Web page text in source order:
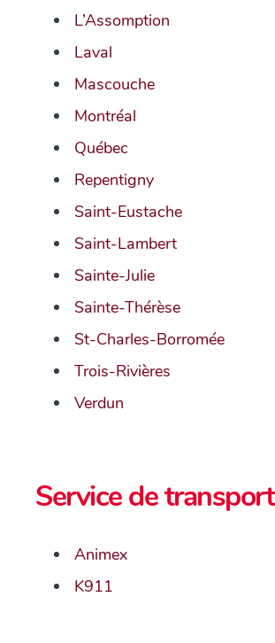
L’Assomption
Laval
Mascouche
Montréal
Québec
Repentigny
Saint-Eustache
Saint-Lambert
Sainte-Julie
Sainte-Thérèse
St-Charles-Borromée
Trois-Rivières
Verdun
Service de transport
Animex
K911